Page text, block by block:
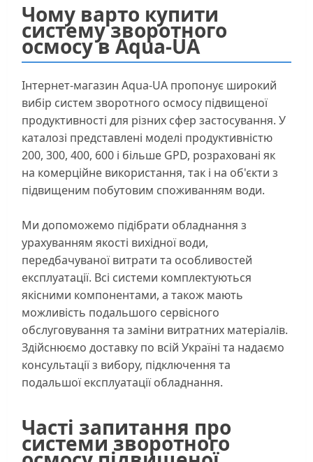
Чому варто купити
систему зворотного
осмосу в Aqua-UA
Інтернет-магазин Aqua-UA пропонує широкий
вибір систем зворотного осмосу підвищеної
продуктивності для різних сфер застосування. У
каталозі представлені моделі продуктивністю
200, 300, 400, 600 і більше GPD, розраховані як
на комерційне використання, так і на об'єкти з
підвищеним побутовим споживанням води.
Ми допоможемо підібрати обладнання з
урахуванням якості вихідної води,
передбачуваної витрати та особливостей
експлуатації. Всі системи комплектуються
якісними компонентами, а також мають
можливість подальшого сервісного
обслуговування та заміни витратних матеріалів.
Здійснюємо доставку по всій Україні та надаємо
консультації з вибору, підключення та
подальшої експлуатації обладнання.
Часті запитання про
системи зворотного